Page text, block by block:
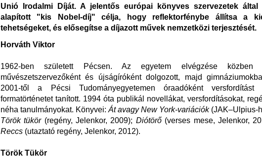
Unió Irodalmi Díját. A jelentős európai könyves szervezetek által
alapított "kis Nobel-díj" célja, hogy reflektorfénybe állítsa a
tehetségeket, és elősegítse a díjazott művek nemzetközi terjesztését.
Horváth Viktor
1962-ben született Pécsen. Az egyetem elvégzése
művészetszervezőként és újságíróként dolgozott, majd
2001-től a Pécsi Tudományegyetemen óraadóként
formatörténetet tanított. 1994 óta publikál novellákat, versfordításokat,
néha tanulmányokat. Könyvei: Át avagy New York-variációk(JAK–Ulpius-
Török tükör (regény, Jelenkor, 2009); Diótörő(verses mese, Jelenkor,
Reccs(utaztató regény, Jelenkor, 2012).
Török Tükör